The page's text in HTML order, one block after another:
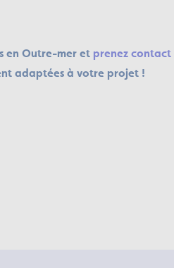
en Outre-mer et prenez contact
adaptées à votre projet !